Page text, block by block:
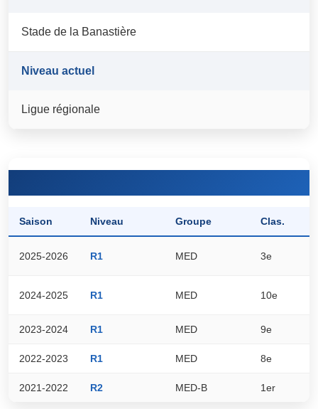
Stade de la Banastière
Niveau actuel
Ligue régionale
Saison Niveau Groupe Clas.
2025-2026 R1 MED 3e
2024-2025 R1 MED 10e
2023-2024 R1 MED 9e
2022-2023 R1 MED 8e
2021-2022 R2 MED-B 1er